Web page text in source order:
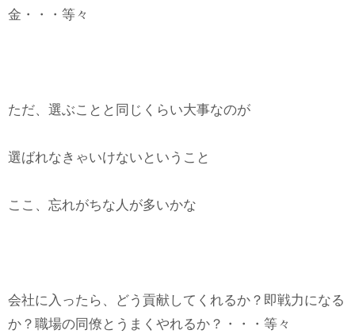
金・・・等々
ただ、選ぶことと同じくらい大事なのが
選ばれなきゃいけないということ
ここ、忘れがちな人が多いかな
会社に入ったら、どう貢献してくれるか？即戦力になる
か？職場の同僚とうまくやれるか？・・・等々